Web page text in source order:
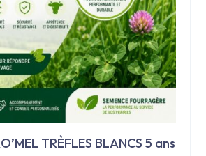
TRÈFLES BLANCS 5 ans